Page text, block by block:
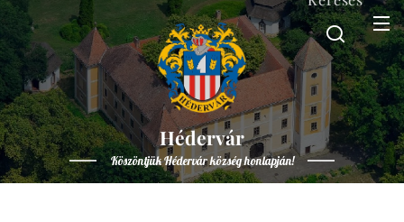
Hédervár
Köszöntjük Hédervár község honlapján!